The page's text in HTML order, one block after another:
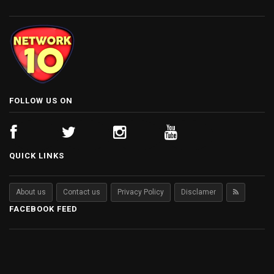
FOLLOW US ON
QUICK LINKS
About us Contact us Privacy Policy Disclamer
FACEBOOK FEED